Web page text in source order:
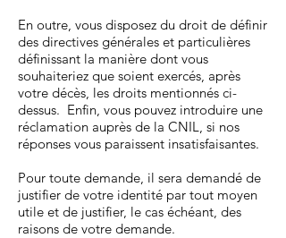
En outre, vous disposez du droit de définir
des directives générales et particulières
définissant la manière dont vous
souhaiteriez que soient exercés, après
votre décès, les droits mentionnés ci-
dessus. Enfin, vous pouvez introduire une
réclamation auprès de la CNIL, si nos
réponses vous paraissent insatisfaisantes.
Pour toute demande, il sera demandé de
justifier de votre identité par tout moyen
utile et de justifier, le cas échéant, des
raisons de votre demande.